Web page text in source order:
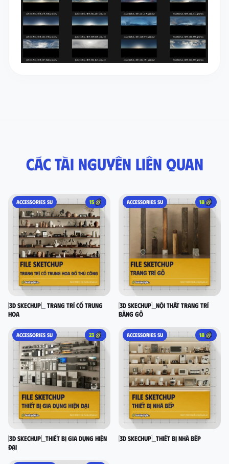
Các tài nguyên liên quan
ACCESSORIES SU 15
[3D SKECHUP]_ Trang trí cổ Trung
Hoa
ACCESSORIES SU 18
[3D SKECHUP]_Nội thất trang trí
bằng gỗ
ACCESSORIES SU 23
[3D SKECHUP]_Thiết bị gia dụng hiện
đại
ACCESSORIES SU 18
[3D SKECHUP]_Thiết bị nhà bếp